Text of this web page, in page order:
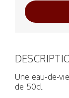
Une eau-de-
de 50cl